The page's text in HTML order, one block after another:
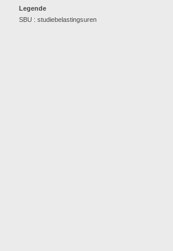
Legende
SBU : studiebelastingsuren